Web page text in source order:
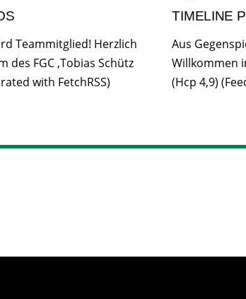
Teammitglied! Herzlich
des FGC ,Tobias Schütz
with FetchRSS)
TIMELINE
Aus
Willkommen
(Hcp 4,9)